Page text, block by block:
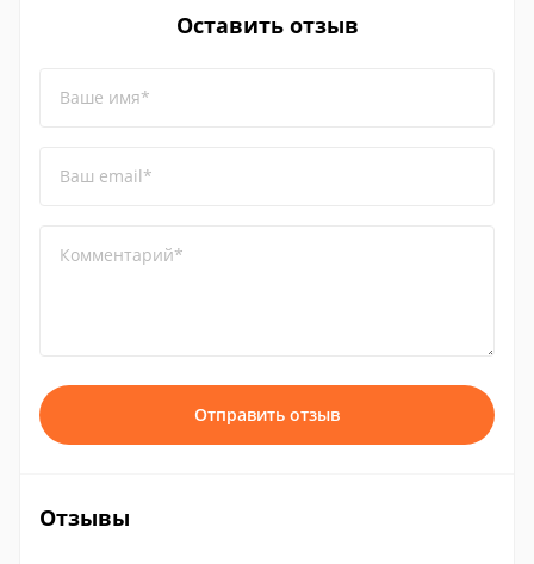
Оставить отзыв
Ваше имя*
Ваш email*
Комментарий*
Отправить отзыв
Отзывы